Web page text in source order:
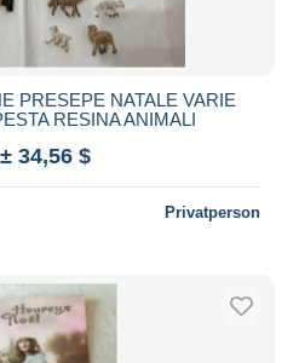
PRESEPE NATALE VARIE
RESINA ANIMALI
± 34,56 $
Privatperson